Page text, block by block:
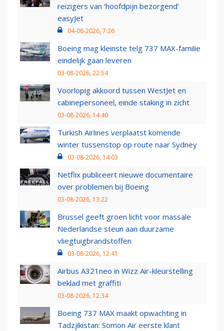
reizigers van ‘hoofdpijn bezorgend’
easyJet
04-08-2026, 7:26
Boeing mag kleinste telg 737 MAX-familie
eindelijk gaan leveren
03-08-2026, 22:54
Voorlopig akkoord tussen WestJet en
cabinepersoneel, einde staking in zicht
03-08-2026, 14:40
Turkish Airlines verplaatst komende
winter tussenstop op route naar Sydney
03-08-2026, 14:03
Netflix publiceert nieuwe documentaire
over problemen bij Boeing
03-08-2026, 13:22
Brussel geeft groen licht voor massale
Nederlandse steun aan duurzame
vliegtuigbrandstoffen
03-08-2026, 12:41
Airbus A321neo in Wizz Air-kleurstelling
beklad met graffiti
03-08-2026, 12:34
Boeing 737 MAX maakt opwachting in
Tadzjikistan: Somon Air eerste klant